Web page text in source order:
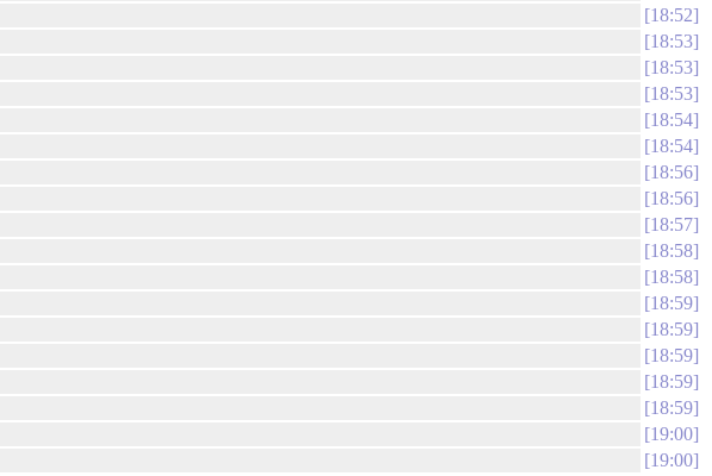
18:52
18:53
18:53
18:53
18:54
18:54
18:56
18:56
18:57
18:58
18:58
18:59
18:59
18:59
18:59
18:59
19:00
19:00